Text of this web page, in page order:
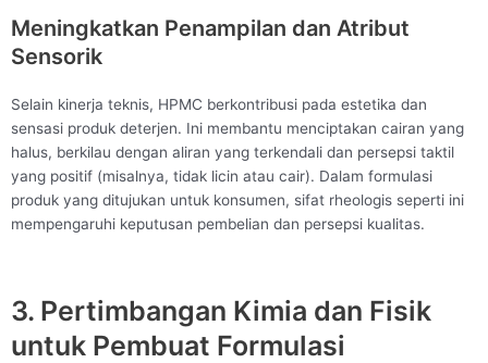
Meningkatkan Penampilan dan Atribut
Sensorik
Selain kinerja teknis, HPMC berkontribusi pada estetika dan
sensasi produk deterjen. Ini membantu menciptakan cairan yang
halus, berkilau dengan aliran yang terkendali dan persepsi taktil
yang positif (misalnya, tidak licin atau cair). Dalam formulasi
produk yang ditujukan untuk konsumen, sifat rheologis seperti ini
mempengaruhi keputusan pembelian dan persepsi kualitas.
3. Pertimbangan Kimia dan Fisik
untuk Pembuat Formulasi